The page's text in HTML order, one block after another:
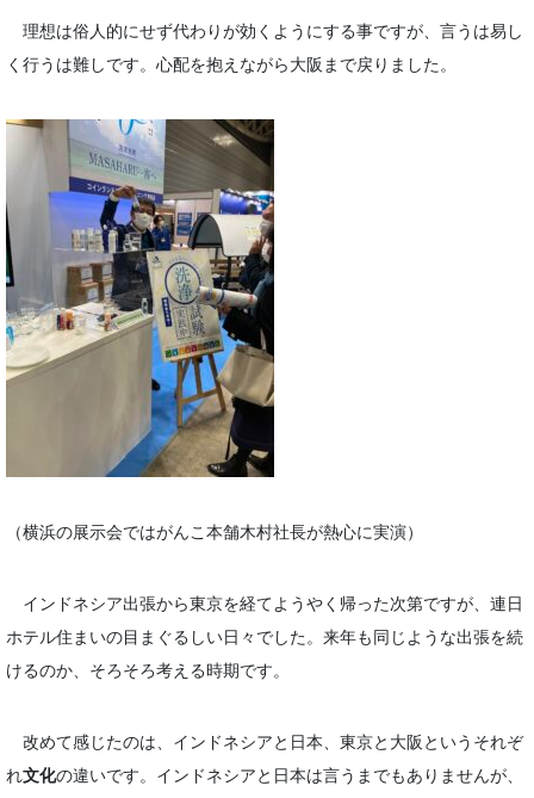
理想は俗人的にせず代わりが効くようにする事ですが、言うは易し
く行うは難しです。心配を抱えながら大阪まで戻りました。
（横浜の展示会ではがんこ本舗木村社長が熱心に実演）
インドネシア出張から東京を経てようやく帰った次第ですが、連日
ホテル住まいの目まぐるしい日々でした。来年も同じような出張を続
けるのか、そろそろ考える時期です。
改めて感じたのは、インドネシアと日本、東京と大阪というそれぞ
れ文化の違いです。インドネシアと日本は言うまでもありませんが、